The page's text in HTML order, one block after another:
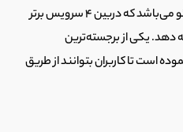
مجموعه دالفک فعالیت خود را بصورت جدی از سال ۱۳۹۲ آغاز نموده است. سرویس اشتراک ویدئوی دالفک یکی از پر مخاطب‌ترین وب سایت های حوزه اشتراک ویدئو می‌باشد که دربین 4 سرویس برتر
دهد. یکی از برجسته‌ترین
است تا کاربران بتوانند از طریق